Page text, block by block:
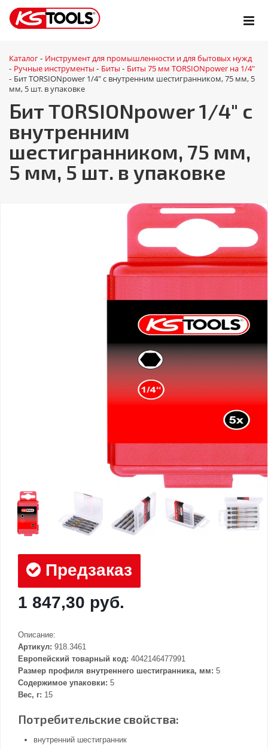
Каталог - Инструмент для промышленности и для бытовых нужд
- Ручные инструменты - Биты - Биты 75 мм TORSIONpower на 1/4"
- Бит TORSIONpower 1/4" с внутренним шестигранником, 75 мм, 5
мм, 5 шт. в упаковке
Бит TORSIONpower 1/4" с
внутренним
шестигранником, 75 мм,
5 мм, 5 шт. в упаковке
Предзаказ
1 847,30 руб.
Описание:
Артикул: 918.3461
Европейский товарный код: 4042146477991
Размер профиля внутреннего шестигранника, мм: 5
Содержимое упаковки: 5
Вес, г: 15
Потребительские свойства:
внутренний шестигранник